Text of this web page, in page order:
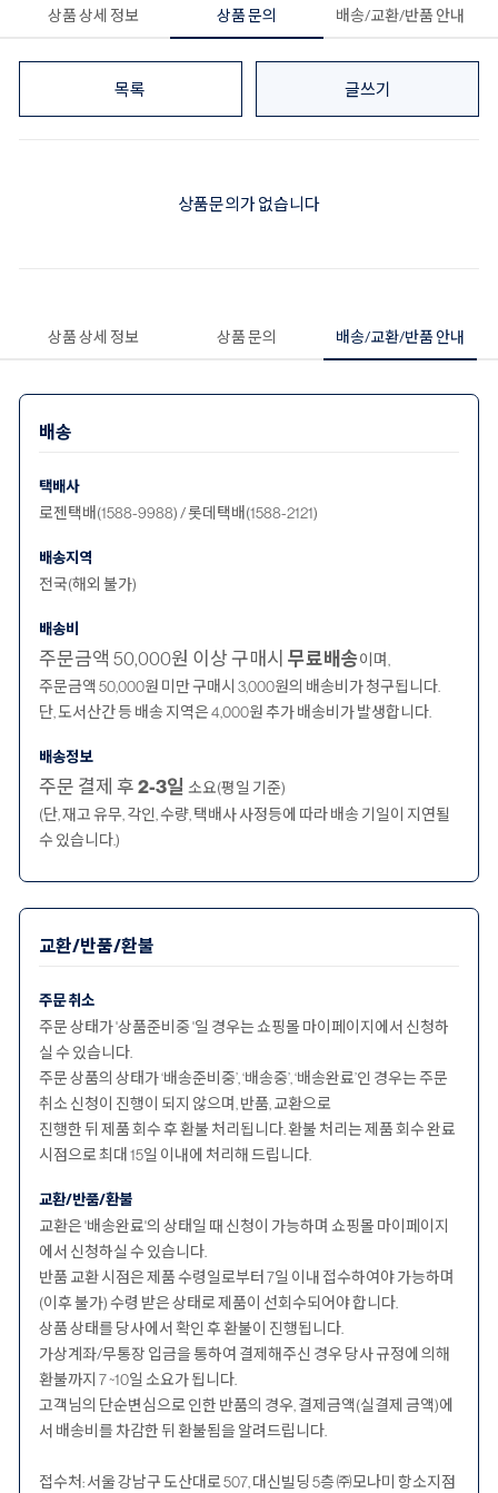
상품 상세 정보 상품 문의 배송/교환/반품 안내
목록 글쓰기
상품문의가 없습니다
상품 상세 정보 상품 문의 배송/교환/반품 안내
배송
택배사
로젠택배(1588-9988) / 롯데택배(1588-2121)
배송지역
전국(해외 불가)
배송비
주문금액 50,000원 이상 구매시 무료배송이며,
주문금액 50,000원 미만 구매시 3,000원의 배송비가 청구됩니다.
단, 도서산간 등 배송 지역은 4,000원 추가 배송비가 발생합니다.
배송정보
주문 결제 후2-3일 소요(평일 기준)
(단, 재고 유무, 각인, 수량, 택배사 사정등에 따라 배송 기일이 지연될
수 있습니다.)
교환/반품/환불
주문 취소
주문 상태가 '상품준비중 '일 경우는 쇼핑몰 마이페이지에서 신청하
실 수 있습니다.
주문 상품의 상태가 ‘배송준비중’, ‘배송중’, ‘배송완료’인 경우는 주문
취소 신청이 진행이 되지 않으며, 반품, 교환으로
진행한 뒤 제품 회수 후 환불 처리됩니다. 환불 처리는 제품 회수 완료
시점으로 최대 15일 이내에 처리해 드립니다.
교환/반품/환불
교환은 '배송완료'의 상태일 때 신청이 가능하며 쇼핑몰 마이페이지
에서 신청하실 수 있습니다.
반품 교환 시점은 제품 수령일로부터 7일 이내 접수하여야 가능하며
(이후 불가) 수령 받은 상태로 제품이 선회수되어야 합니다.
상품 상태를 당사에서 확인 후 환불이 진행됩니다.
가상계좌/무통장 입금을 통하여 결제해주신 경우 당사 규정에 의해
환불까지 7 ~10일 소요가 됩니다.
고객님의 단순변심으로 인한 반품의 경우, 결제금액(실결제 금액)에
서 배송비를 차감한 뒤 환불됨을 알려드립니다.
접수처: 서울 강남구 도산대로 507, 대신빌딩 5층 ㈜모나미 항소지점